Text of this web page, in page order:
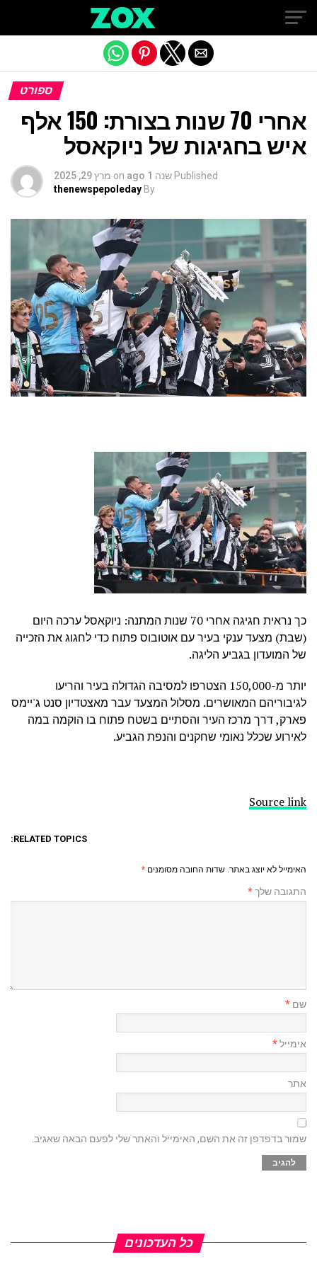
ספורט
אחרי 70 שנות בצורת: 150 אלף
איש בחגיגות של ניוקאסל
Published שנה 1 ago on מרץ 29, 2025
By
thenewspepoleday
כך נראית חגיגה אחרי 70 שנות המתנה: ניוקאסל ערכה היום
(שבת) מצעד ענקי בעיר עם אוטובוס פתוח כדי לחגוג את הזכייה
של המועדון בגביע הליגה.
יותר מ-150,000 הצטרפו למסיבה הגדולה בעיר והריעו
לגיבוריהם המאושרים. מסלול המצעד עבר מאצטדיון סנט ג'יימס
פארק, דרך מרכז העיר והסתיים בשטח פתוח בו הוקמה במה
לאירוע שכלל נאומי שחקנים והנפת הגביע.
Source link
RELATED TOPICS:
האימייל לא יוצג באתר. שדות החובה מסומנים *
התגובה שלך*
שם *
אימייל*
אתר
שמור בדפדפן זה את השם, האימייל והאתר שלי לפעם הבאה שאגיב.
כל העדכונים
Exit mobile version